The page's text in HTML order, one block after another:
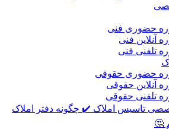
حضوری فنی
آنلاین فنی
تلفنی فنی
حضوری حقوقی
آنلاین حقوقی
تلفنی حقوقی
تاسیس املاک ✔️ چگونه دفتر املاک
🤔